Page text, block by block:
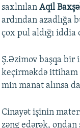
saxlnılanAqil
ardından azadlığa
çox pul aldığı iddia
Ş.Əzimov başqa bir
keçirməkdə ittiham
min manat alınsa
Cinayət işinin
zəng edərək,